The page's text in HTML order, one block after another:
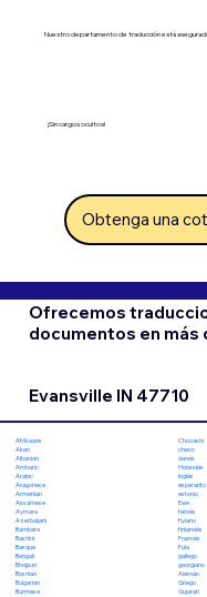
Nuestro departamento de traducción está
¡Sin cargos ocultos!
Obtenga una
Ofrecemos
documentos en más
Evansville IN 47710
Afrikaans
Akan
Albanian
Amharic
Arabic
Aragonese
Armenian
Assamese
Aymara
Azerbaijani
Bambara
Bashkir
Basque
Bengali
Bhojpuri
Bosnian
Bulgarian
Burmese
Chuvashi
checo
danés
Holandés
Inglés
esperanto
estonio
Ewe
feroés
fiyiano
finlandés
Francés
Fula
gallego
georgiano
Alemán
Griego
Gujarati